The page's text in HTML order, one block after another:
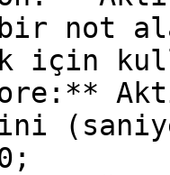
not
için